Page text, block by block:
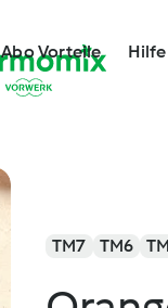
Abo Vorteile Hilfe
TM7 TM6